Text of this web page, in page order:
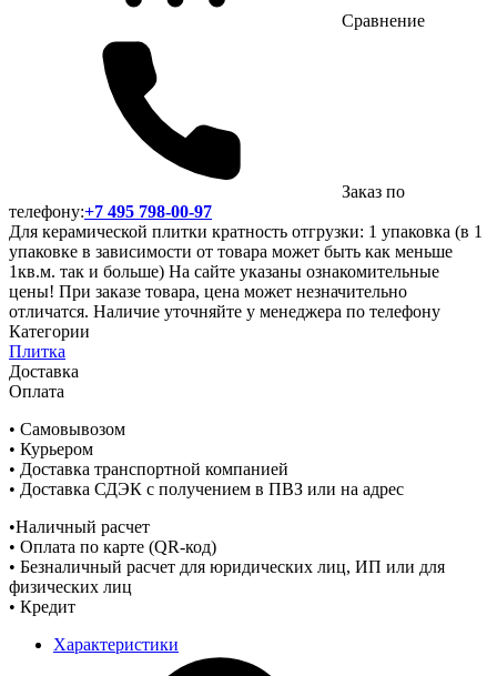
Сравнение
Заказ по
телефону:+7 495 798-00-97
Для керамической плитки кратность отгрузки: 1 упаковка (в 1
упаковке в зависимости от товара может быть как меньше
1кв.м. так и больше) На сайте указаны ознакомительные
цены! При заказе товара, цена может незначительно
отличатся. Наличие уточняйте у менеджера по телефону
Категории
Плитка
Доставка
Оплата
• Самовывозом
• Курьером
• Доставка транспортной компанией
• Доставка СДЭК с получением в ПВЗ или на адрес
•Наличный расчет
• Оплата по карте (QR-код)
• Безналичный расчет для юридических лиц, ИП или для
физических лиц
• Кредит
Характеристики